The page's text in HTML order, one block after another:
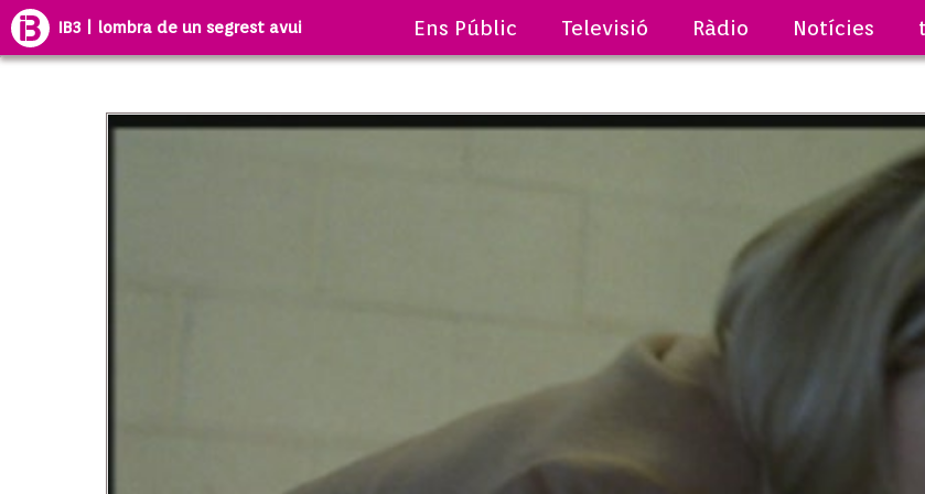
IB3 | lombra de un segrest avui Ens Públic Televisió Ràdio Notícies